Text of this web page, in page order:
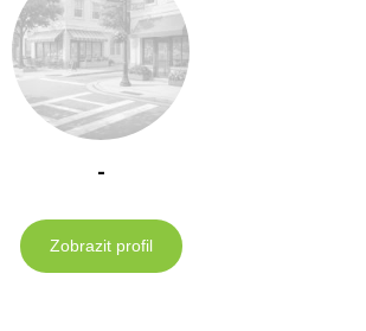
-
Zobrazit profil